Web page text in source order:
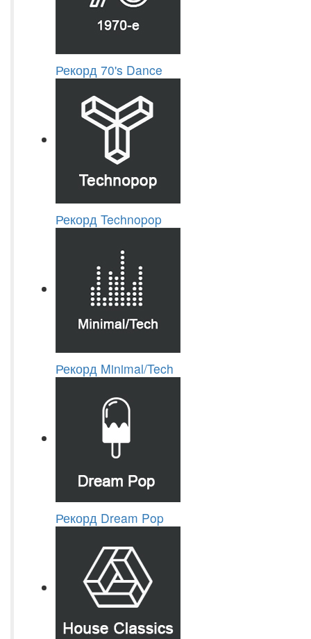
Рекорд 70's Dance
Рекорд Technopop
Рекорд Minimal/Tech
Рекорд Dream Pop